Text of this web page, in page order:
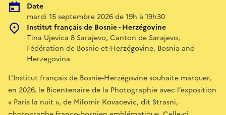
Date
mardi 15 septembre 2026 de 19h à 19h30
Institut français de Bosnie - Herzégovine
Tina Ujevica 8 Sarajevo, Canton de Sarajevo,
Fédération de Bosnie-et-Herzégovine, Bosnia and
Herzegovina
L’Institut français de Bosnie-Herzégovine souhaite marquer,
en 2026, le Bicentenaire de la Photographie avec l’exposition
« Paris la nuit », de Milomir Kovacevic, dit Strasni,